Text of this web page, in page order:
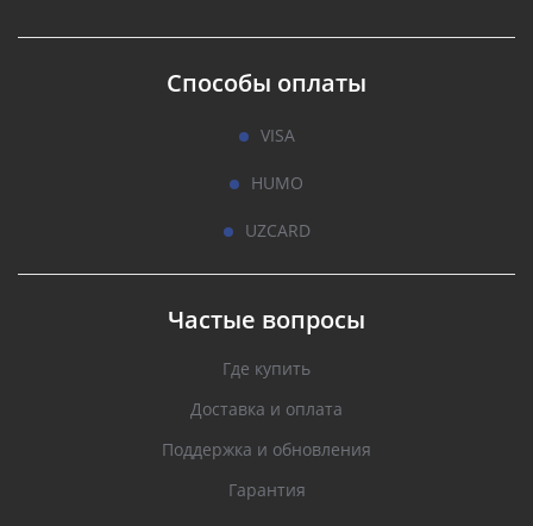
Способы оплаты
VISA
HUMO
UZCARD
Частые вопросы
Где купить
Доставка и оплата
Поддержка и обновления
Гарантия